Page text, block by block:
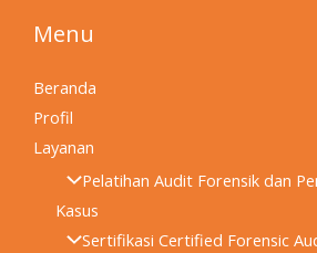
Menu
Beranda
Profil
Layanan
Pelatihan Audit Forensik dan
Kasus
Sertifikasi Certified Forensic